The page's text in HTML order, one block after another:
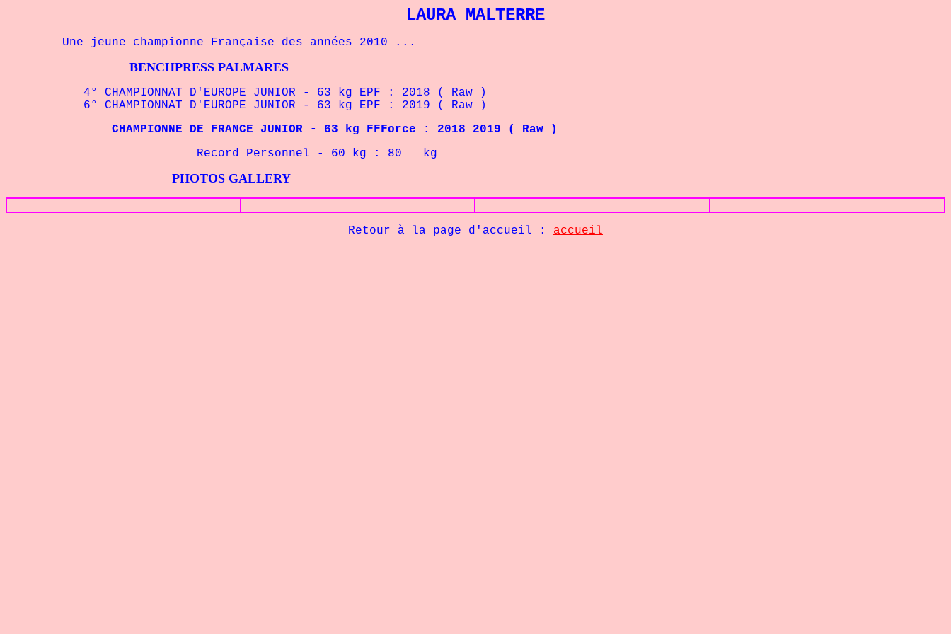
LAURA MALTERRE
Une jeune championne Française des années 2010 ...
BENCHPRESS PALMARES
4° CHAMPIONNAT D'EUROPE JUNIOR - 63 kg EPF : 2018 ( Raw )
6° CHAMPIONNAT D'EUROPE JUNIOR - 63 kg EPF : 2019 ( Raw )
CHAMPIONNE DE FRANCE JUNIOR - 63 kg FFForce : 2018 2019 ( Raw )
Record Personnel - 60 kg : 80 kg
PHOTOS GALLERY
Retour à la page d'accueil : accueil